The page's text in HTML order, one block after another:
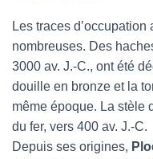
Les traces d’occupation
nombreuses. Des
3000 av. J.-C., ont été
douille en bronze et la
même époque. La stèle
du fer, vers 400 av. J.-C.
Depuis ses origines,